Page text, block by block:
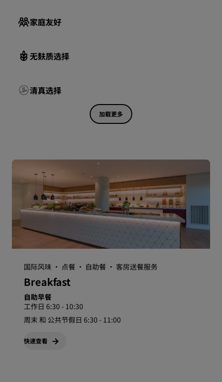
家庭友好
无麸质选择
清真选择
加载更多
国际风味 · 点餐 · 自助餐 · 客房送餐服务
Breakfast
自助早餐
工作日 6:30 - 10:30
周末 和 公共节假日 6:30 - 11:00
快速查看